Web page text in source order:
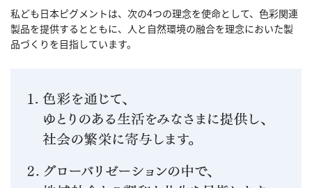
お問い合わせ
私ども日本ピグメントは、次の4つの理念を使命として、色彩関連
製品を提供するとともに、人と自然環境の融合を理念においた製
品づくりを目指しています。